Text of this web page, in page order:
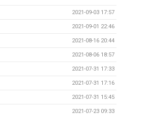
2021-09-03 17:57
2021-09-01 22:46
2021-08-16 20:44
2021-08-06 18:57
2021-07-31 17:33
2021-07-31 17:16
2021-07-31 15:45
2021-07-23 09:33